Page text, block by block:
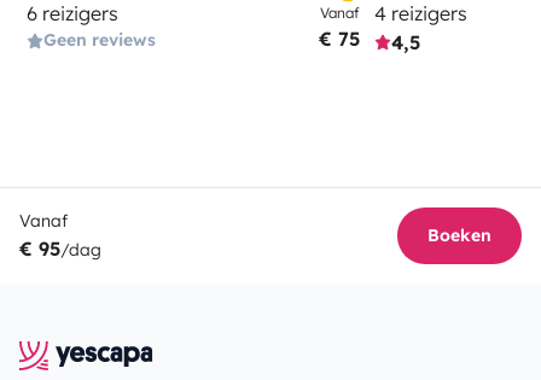
6 reizigers
Geen reviews
Vanaf
€ 75
4 reizigers
4,5
Vanaf
€ 95/dag
Boeken